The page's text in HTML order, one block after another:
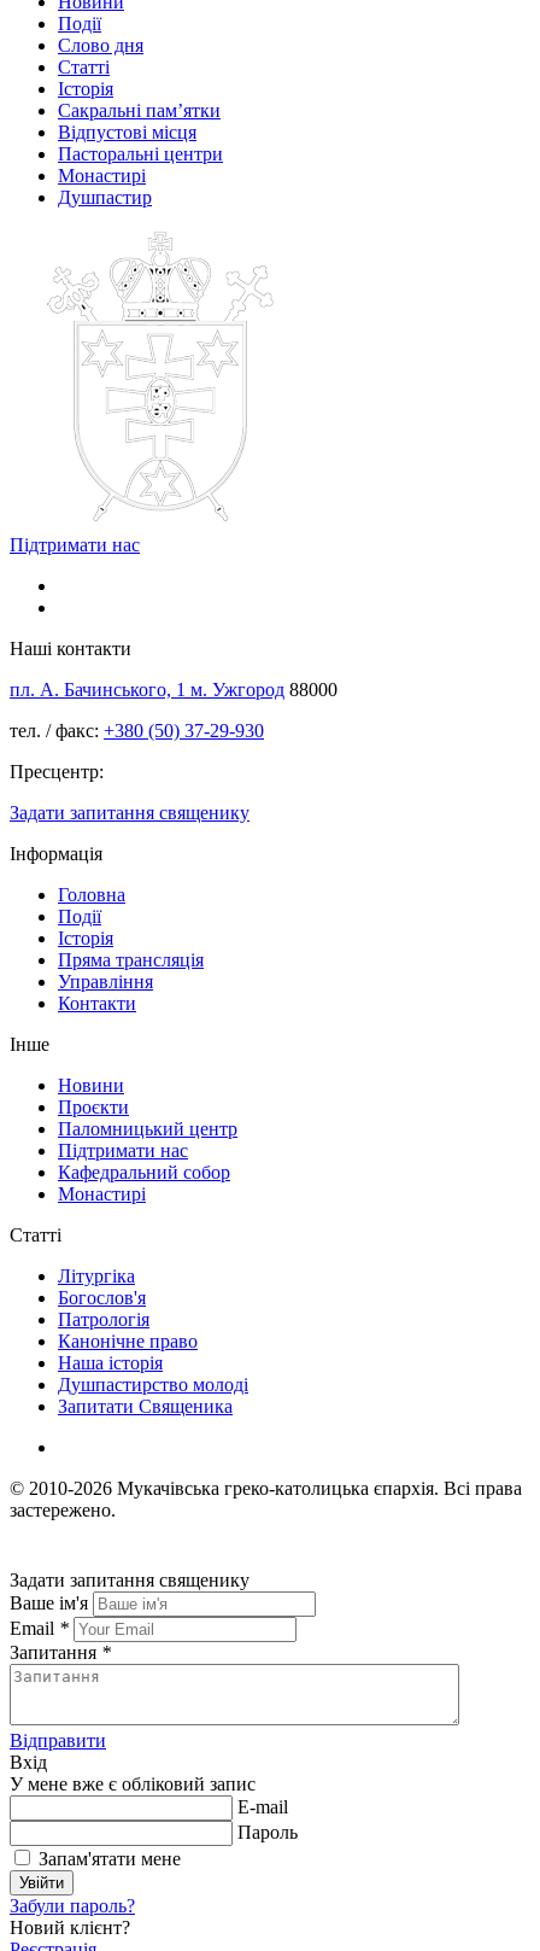
Події
Слово дня
Статті
Історія
Сакральні пам’ятки
Відпустові місця
Пасторальні центри
Монастирі
Душпастир
Підтримати нас
Наші контакти
пл. А. Бачинського, 1 м. Ужгород 88000
тел. / факс: +380 (50) 37-29-930
Пресцентр:
Задати запитання священику
Інформація
Головна
Події
Історія
Пряма трансляція
Управління
Контакти
Інше
Новини
Проєкти
Паломницький центр
Підтримати нас
Кафедральний собор
Монастирі
Статті
Літургіка
Богослов'я
Патрологія
Канонічне право
Наша історія
Душпастирство молоді
Запитати Священика
© 2010-2026 Мукачівська греко-католицька єпархія. Всі права
застережено.
Задати запитання священику
Ваше ім'я
Email *
Запитання *
Відправити
Вхід
У мене вже є обліковий запис
E-mail
Пароль
Запам'ятати мене
Увійти
Забули пароль?
Новий клієнт?